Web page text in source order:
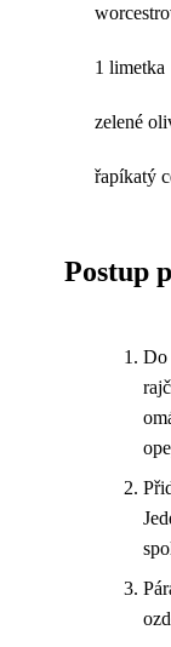
1 limetka
zelené
řapíkatý
Postup
Do